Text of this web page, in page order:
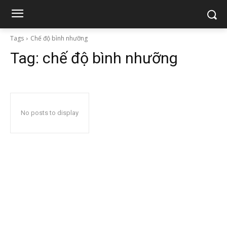
Tags Chế độ bình nhưỡng
Tag: chế độ bình nhưỡng
No posts to display